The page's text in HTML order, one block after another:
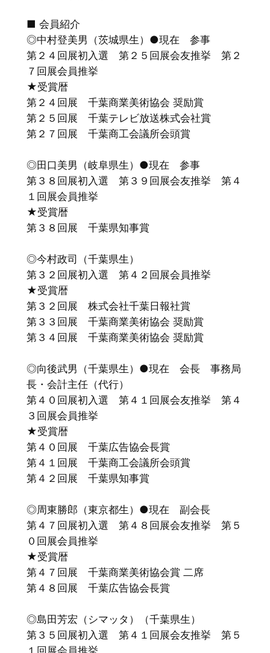
■ 会員紹介
◎中村登美男（茨城県生）●現在 参事
第２４回展初入選 第２５回展会友推挙 第２
７回展会員推挙
★受賞暦
第２４回展 千葉商業美術協会 奨励賞
第２５回展 千葉テレビ放送株式会社賞
第２７回展 千葉商工会議所会頭賞
◎田口美男（岐阜県生）●現在 参事
第３８回展初入選 第３９回展会友推挙 第４
１回展会員推挙
★受賞暦
第３８回展 千葉県知事賞
◎今村政司（千葉県生）
第３２回展初入選 第４２回展会員推挙
★受賞暦
第３２回展 株式会社千葉日報社賞
第３３回展 千葉商業美術協会 奨励賞
第３４回展 千葉商業美術協会 奨励賞
◎向後武男（千葉県生）●現在 会長 事務局
長・会計主任（代行）
第４０回展初入選 第４１回展会友推挙 第４
３回展会員推挙
★受賞暦
第４０回展 千葉広告協会長賞
第４１回展 千葉商工会議所会頭賞
第４２回展 千葉県知事賞
◎周東勝郎（東京都生）●現在 副会長
第４７回展初入選 第４８回展会友推挙 第５
０回展会員推挙
★受賞暦
第４７回展 千葉商業美術協会賞 二席
第４８回展 千葉広告協会長賞
◎島田芳宏（シマッタ）（千葉県生）
第３５回展初入選 第４１回展会友推挙 第５